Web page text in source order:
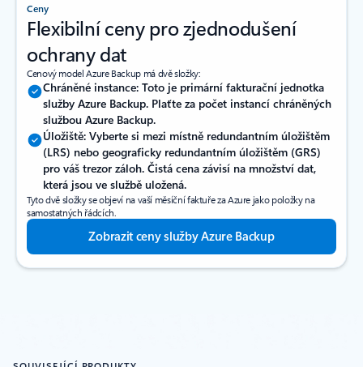
Ceny
Flexibilní ceny pro zjednodušení
ochrany dat
Cenový model Azure Backup má dvě složky:
Chráněné instance: Toto je primární fakturační jednotka
služby Azure Backup. Plaťte za počet instancí chráněných
službou Azure Backup.
Úložiště: Vyberte si mezi místně redundantním úložištěm
(LRS) nebo geograficky redundantním úložištěm (GRS)
pro váš trezor záloh. Čistá cena závisí na množství dat,
která jsou ve službě uložená.
Tyto dvě složky se objeví na vaší měsíční faktuře za Azure jako položky na
samostatných řádcích.
Zobrazit ceny služby Azure Backup